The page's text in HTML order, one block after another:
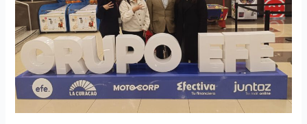
Científica
Sur
ingresa
trabajar
a
uno